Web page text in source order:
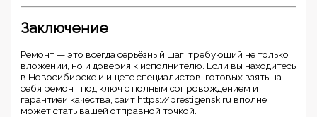
Заключение
Ремонт — это всегда серьёзный шаг, требующий не только
вложений, но и доверия к исполнителю. Если вы находитесь
в Новосибирске и ищете специалистов, готовых взять на
себя ремонт под ключ с полным сопровождением и
гарантией качества, сайт https://prestigensk.ru вполне
может стать вашей отправной точкой.